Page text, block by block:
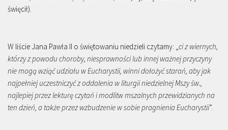
święcił).
W liście Jana Pawła II o świętowaniu niedzieli czytamy: „ci z wiernych,
którzy z powodu choroby, niesprawności lub innej ważnej przyczyny
nie mogą wziąć udziału w Eucharystii, winni dołożyć starań, aby jak
najpełniej uczestniczyć z oddalenia w liturgii niedzielnej Mszy św.,
najlepiej przez lekturę czytań i modlitw mszalnych przewidzianych na
ten dzień, a także przez wzbudzenie w sobie pragnienia Eucharystii”.